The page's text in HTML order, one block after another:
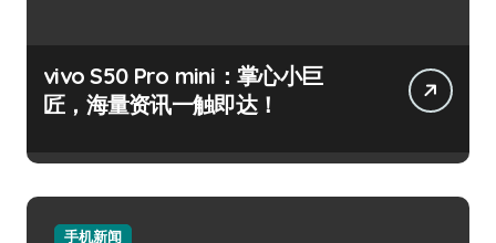
vivo S50 Pro mini：掌心小巨
匠，海量资讯一触即达！
手机新闻